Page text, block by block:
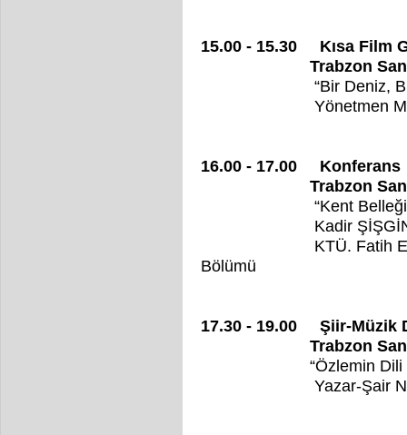
15.00 - 15.30 Kısa Film
Trabzon
“Bir Deniz,
16.00 - 17.00 Konferans
Trabzon Sanatevi
“Kent Belleği ve
Kadir
KTÜ. Fatih Eğitim
Bölümü
17.30 - 19.00 Şiir-Müzik
Trabzon Sanatevi
“Özlemin Dili
Yazar-Şair